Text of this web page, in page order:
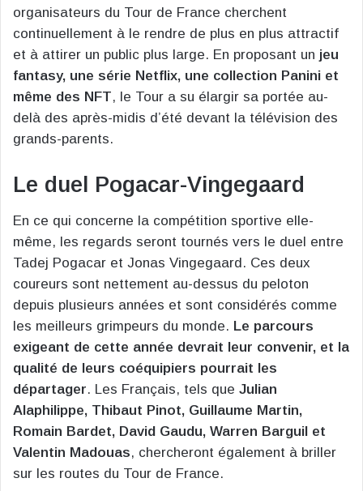
organisateurs du Tour de France cherchent
continuellement à le rendre de plus en plus attractif
et à attirer un public plus large. En proposant un jeu
fantasy, une série Netflix, une collection Panini et
même des NFT, le Tour a su élargir sa portée au-
delà des après-midis d’été devant la télévision des
grands-parents.
Le duel Pogacar-Vingegaard
En ce qui concerne la compétition sportive elle-
même, les regards seront tournés vers le duel entre
Tadej Pogacar et Jonas Vingegaard. Ces deux
coureurs sont nettement au-dessus du peloton
depuis plusieurs années et sont considérés comme
les meilleurs grimpeurs du monde. Le parcours
exigeant de cette année devrait leur convenir, et la
qualité de leurs coéquipiers pourrait les
départager. Les Français, tels que Julian
Alaphilippe, Thibaut Pinot, Guillaume Martin,
Romain Bardet, David Gaudu, Warren Barguil et
Valentin Madouas, chercheront également à briller
sur les routes du Tour de France.